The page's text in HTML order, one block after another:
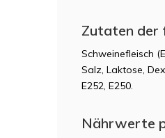
Zutaten der
Schweinefleisch
Salz, Laktose,
E252, E250.
Nährwerte